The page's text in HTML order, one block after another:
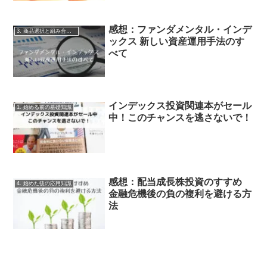
3. 商品選択と組み合わせ
感想：ファンダメンタル・インデ
ックス 新しい資産運用手法のす
べて
1. 始める前の基礎知識
インデックス投資関連本がセール
中！このチャンスを逃さないで！
4. 始めた後の応用知識
感想：配当成長株投資のすすめ
金融危機後の負の複利を避ける方
法